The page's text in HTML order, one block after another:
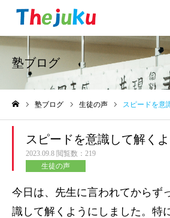
塾ブログ
塾ブログ 生徒の声 スピードを意
スピードを意識して解く
2023.09.8 閲覧数：219
生徒の声
今日は、先生に言われてからず
識して解くようにしました。特